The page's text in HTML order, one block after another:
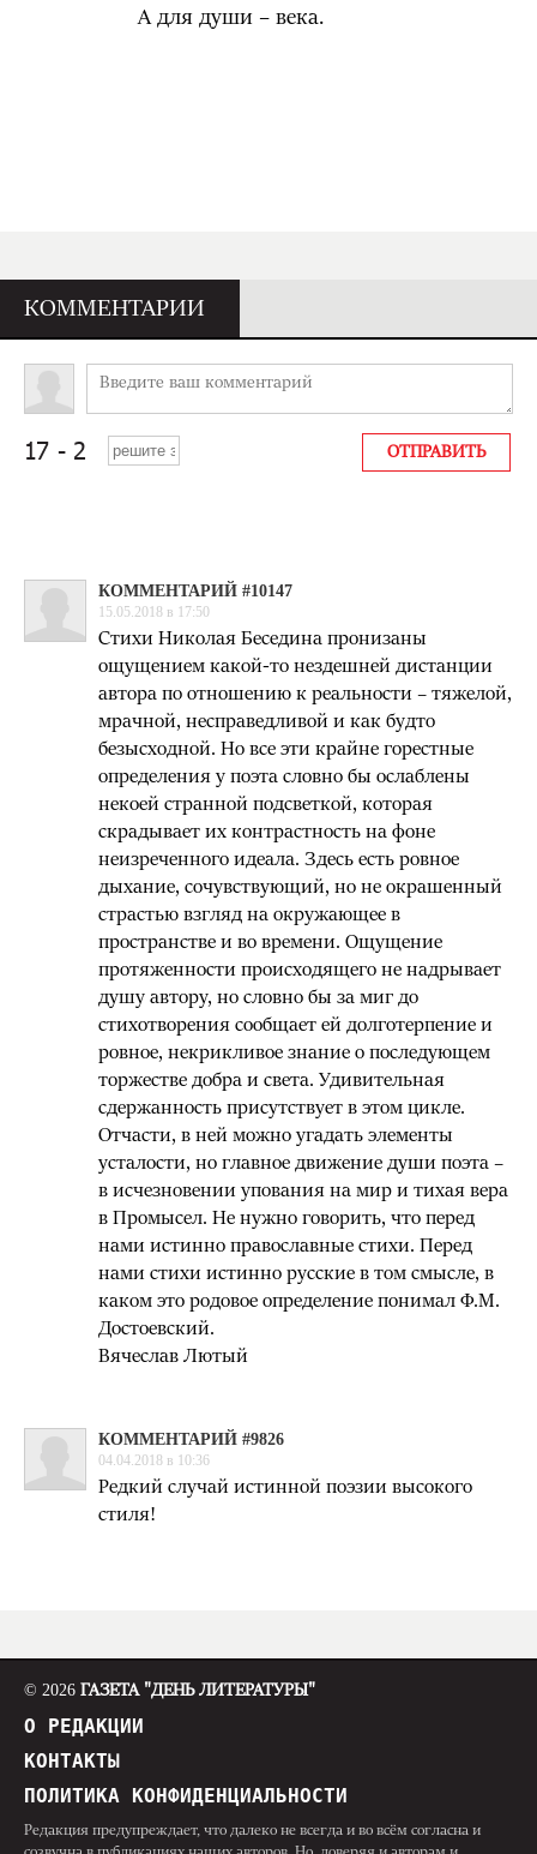
А для души – века.
КОММЕНТАРИИ
КОММЕНТАРИЙ #10147
15.05.2018 в 17:50
Стихи Николая Беседина пронизаны
ощущением какой-то нездешней дистанции
автора по отношению к реальности – тяжелой,
мрачной, несправедливой и как будто
безысходной. Но все эти крайне горестные
определения у поэта словно бы ослаблены
некоей странной подсветкой, которая
скрадывает их контрастность на фоне
неизреченного идеала. Здесь есть ровное
дыхание, сочувствующий, но не окрашенный
страстью взгляд на окружающее в
пространстве и во времени. Ощущение
протяженности происходящего не надрывает
душу автору, но словно бы за миг до
стихотворения сообщает ей долготерпение и
ровное, некрикливое знание о последующем
торжестве добра и света. Удивительная
сдержанность присутствует в этом цикле.
Отчасти, в ней можно угадать элементы
усталости, но главное движение души поэта –
в исчезновении упования на мир и тихая вера
в Промысел. Не нужно говорить, что перед
нами истинно православные стихи. Перед
нами стихи истинно русские в том смысле, в
каком это родовое определение понимал Ф.М.
Достоевский.
Вячеслав Лютый
КОММЕНТАРИЙ #9826
04.04.2018 в 10:36
Редкий случай истинной поэзии высокого
стиля!
© 2026 ГАЗЕТА "ДЕНЬ ЛИТЕРАТУРЫ"
О РЕДАКЦИИ
КОНТАКТЫ
ПОЛИТИКА КОНФИДЕНЦИАЛЬНОСТИ
Редакция предупреждает, что далеко не всегда и во всём согласна и